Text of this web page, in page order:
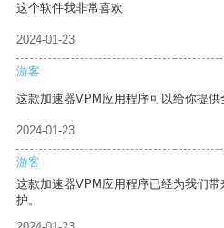
这个软件我非常喜欢
2024-01-23
游客
这款加速器VPM应用程序可以给你提供
2024-01-23
游客
这款加速器VPM应用程序已经为我们
护。